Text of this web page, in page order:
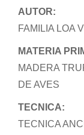
AUTOR:
FAMILIA LOA
MATERIA
MADERA
DE AVES
TECNICA:
TECNICA